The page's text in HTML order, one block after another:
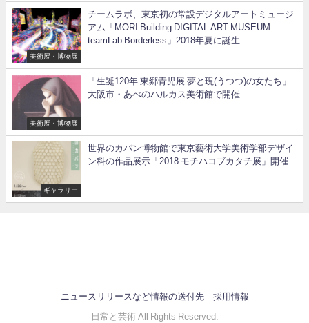
美術展・博物展
チームラボ、東京初の常設デジタルアートミュージ
アム「MORI Building DIGITAL ART MUSEUM:
teamLab Borderless」2018年夏に誕生
美術展・博物展
「生誕120年 東郷青児展 夢と現(うつつ)の女たち」
大阪市・あべのハルカス美術館で開催
ギャラリー
世界のカバン博物館で東京藝術大学美術学部デザイ
ン科の作品展示「2018 モチハコブカタチ展」開催
ニュースリリースなど情報の送付先 採用情報
日常と芸術 All Rights Reserved.